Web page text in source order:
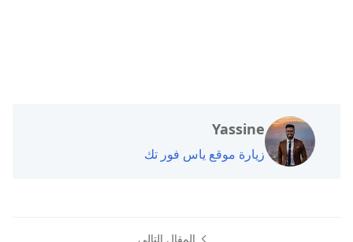
Yassine
زيارة موقع ياس فور تك
المقال التالي